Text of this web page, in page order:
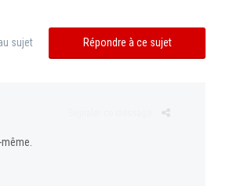
Répondre à ce sujet
sujet